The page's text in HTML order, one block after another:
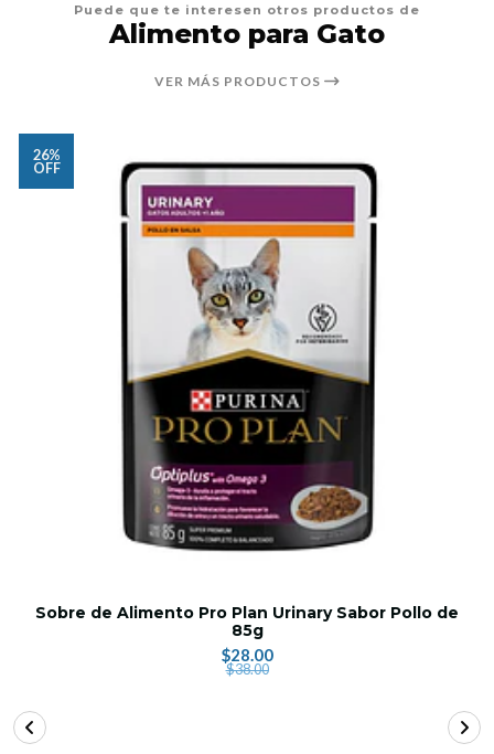
Puede que te interesen otros productos de
Alimento para Gato
VER MÁS PRODUCTOS
26%
OFF
Sobre de Alimento Pro Plan Urinary Sabor Pollo de
85g
$28.00
$38.00